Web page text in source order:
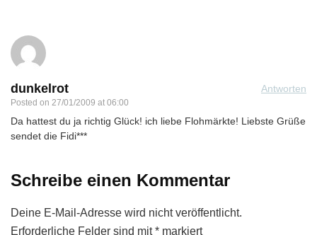
dunkelrot
Posted on 27/01/2009 at 06:00
Antworten
Da hattest du ja richtig Glück! ich liebe Flohmärkte! Liebste Grüße
sendet die Fidi***
Schreibe einen Kommentar
Deine E-Mail-Adresse wird nicht veröffentlicht.
Erforderliche Felder sind mit* markiert